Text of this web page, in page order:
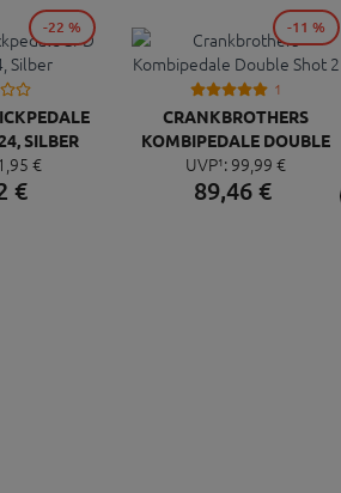
SILBER
95 €
€
-22 %
1
CRANKBROTHERS
KOMBIPEDALE DOUBLE
SHOT 2
UVP¹: 99, 99 €
89,46€
-11 %